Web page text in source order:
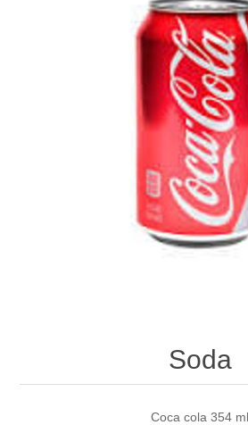
Soda
Coca cola 354 ml